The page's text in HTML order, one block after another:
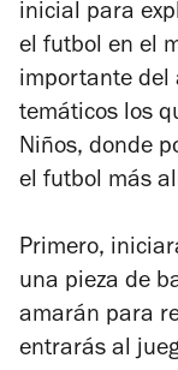
inicial para
el futbol en el
importante del
temáticos los
Niños, donde
el futbol más
Primero,
una pieza de
amarán para
entrarás al